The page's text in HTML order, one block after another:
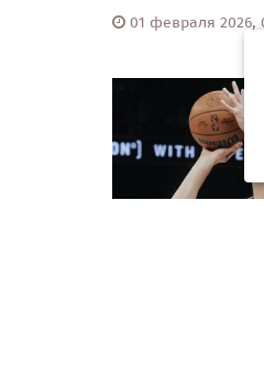
01 февраля 2026,